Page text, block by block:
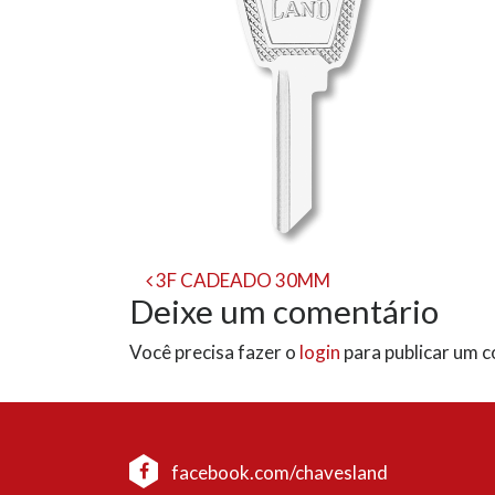
Navegação
de
post
3F CADEADO 30MM
Deixe um comentário
Você precisa fazer o login para publicar um
facebook.com/chavesland